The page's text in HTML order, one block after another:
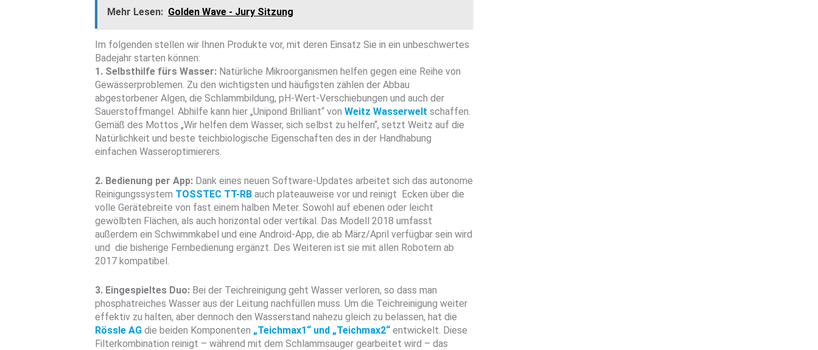
Mehr Lesen: Golden Wave - Jury Sitzung
Im folgenden stellen wir Ihnen Produkte vor, mit deren Einsatz Sie in ein unbeschwertes
Badejahr starten können:
1. Selbsthilfe fürs Wasser: Natürliche Mikroorganismen helfen gegen eine Reihe von
Gewässerproblemen. Zu den wichtigsten und häufigsten zählen der Abbau
abgestorbener Algen, die Schlammbildung, pH-Wert-Verschiebungen und auch der
Sauerstoffmangel. Abhilfe kann hier „Unipond Brilliant“ von Weitz Wasserwelt schaffen.
Gemäß des Mottos „Wir helfen dem Wasser, sich selbst zu helfen“, setzt Weitz auf die
Natürlichkeit und beste teichbiologische Eigenschaften des in der Handhabung
einfachen Wasseroptimierers.
2. Bedienung per App: Dank eines neuen Software-Updates arbeitet sich das autonome
Reinigungssystem TOSSTEC TT-RB auch plateauweise vor und reinigt Ecken über die
volle Gerätebreite von fast einem halben Meter. Sowohl auf ebenen oder leicht
gewölbten Flächen, als auch horizontal oder vertikal. Das Modell 2018 umfasst
außerdem ein Schwimmkabel und eine Android-App, die ab März/April verfügbar sein wird
und die bisherige Fernbedienung ergänzt. Des Weiteren ist sie mit allen Robotern ab
2017 kompatibel.
3. Eingespieltes Duo: Bei der Teichreinigung geht Wasser verloren, so dass man
phosphatreiches Wasser aus der Leitung nachfüllen muss. Um die Teichreinigung weiter
effektiv zu halten, aber dennoch den Wasserstand nahezu gleich zu belassen, hat die
Rössle AG die beiden Komponenten „Teichmax1“ und „Teichmax2“ entwickelt. Diese
Filterkombination reinigt – während mit dem Schlammsauger gearbeitet wird – das